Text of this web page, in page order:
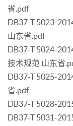
省.pdf
DB37-T 5023-
山东省.pdf
DB37-T 5024-
技术规范 山东省
DB37-T 5025-
省.pdf
DB37-T 5028-
DB37-T 5031-